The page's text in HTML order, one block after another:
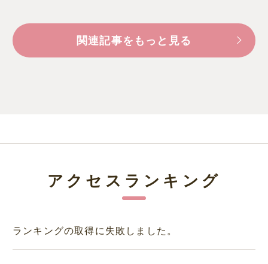
関連記事をもっと見る
アクセスランキング
ランキングの取得に失敗しました。